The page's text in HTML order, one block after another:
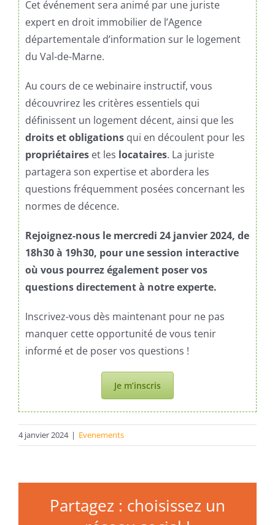
Cet événement sera animé par une juriste
expert en droit immobilier de l’Agence
départementale d’information sur le logement
du Val-de-Marne.
Au cours de ce webinaire instructif, vous
découvrirez les critères essentiels qui
définissent un logement décent, ainsi que les
droits et obligationsqui en découlent pour les
propriétaireset les locataires. La juriste
partagera son expertise et abordera les
questions fréquemment posées concernant les
normes de décence.
Rejoignez-nous le mercredi 24 janvier 2024, de
18h30 à 19h30, pour une session interactive
où vous pourrez également poser vos
questions directement à notre experte.
Inscrivez-vous dès maintenant pour ne pas
manquer cette opportunité de vous tenir
informé et de poser vos questions !
Je m’inscris
4 janvier 2024 | Evenements
Partagez : choisissez un